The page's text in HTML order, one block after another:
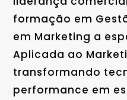
formação em
em Marketing a
Aplicada ao
transformando
performance em